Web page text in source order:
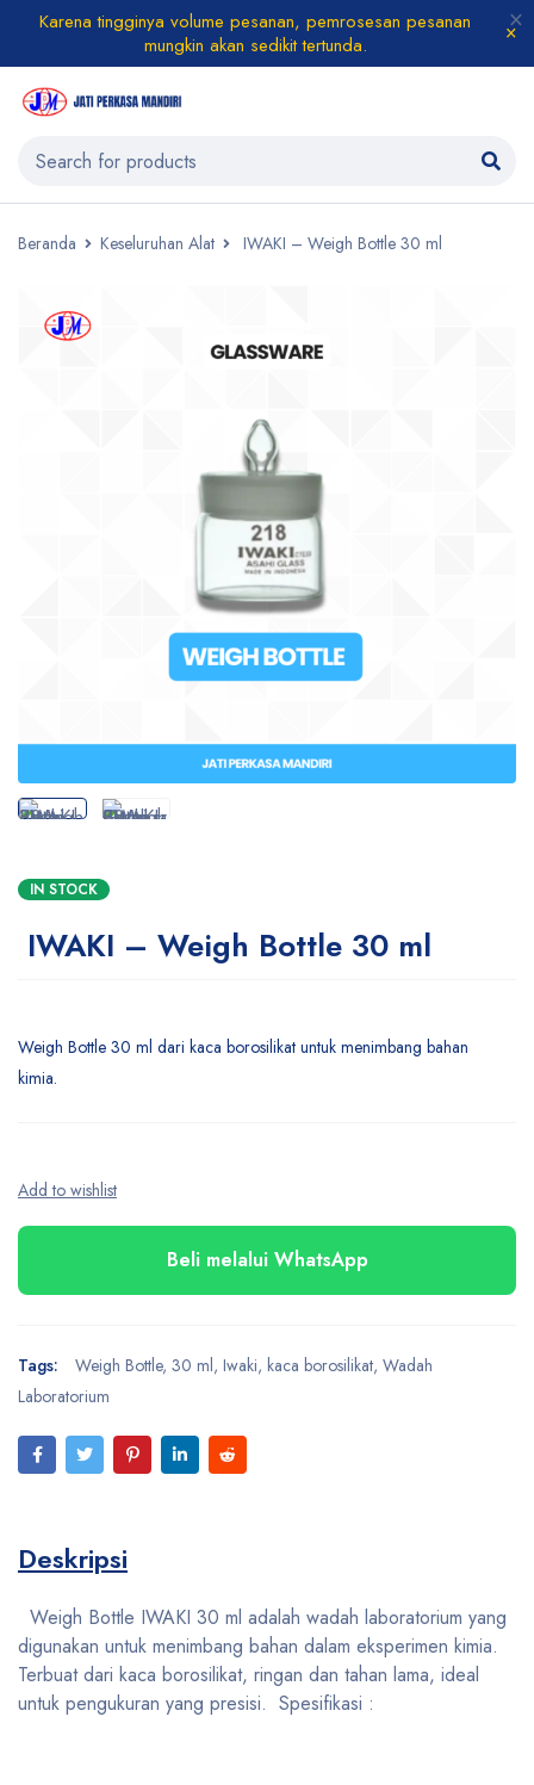
Karena tingginya volume pesanan, pemrosesan pesanan
mungkin akan sedikit tertunda.
Beranda Keseluruhan Alat IWAKI – Weigh Bottle 30 ml
IN STOCK
IWAKI – Weigh Bottle 30 ml
Weigh Bottle 30 ml dari kaca borosilikat untuk menimbang bahan
kimia.
Beli melalui WhatsApp
Tags: Weigh Bottle, 30 ml, Iwaki, kaca borosilikat, Wadah
Laboratorium
Deskripsi
Weigh Bottle IWAKI 30 ml adalah wadah laboratorium yang
digunakan untuk menimbang bahan dalam eksperimen kimia.
Terbuat dari kaca borosilikat, ringan dan tahan lama, ideal
untuk pengukuran yang presisi. Spesifikasi :